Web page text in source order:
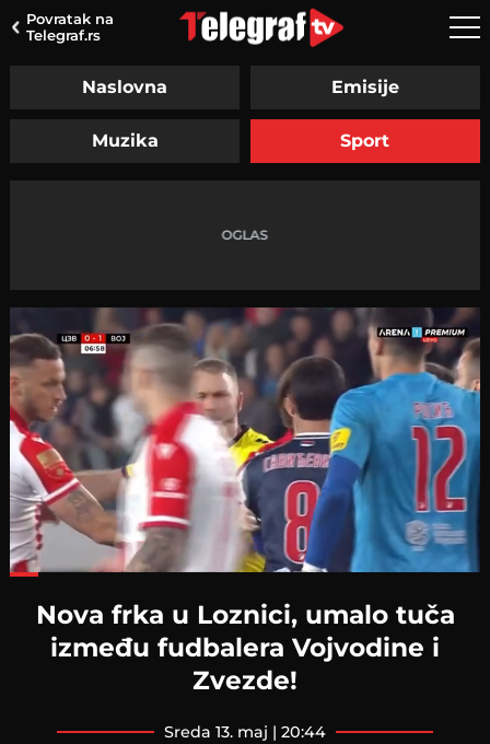
Povratak na
Telegraf.rs
Naslovna Emisije
Muzika Sport
Nova frka u Loznici, umalo tuča
između fudbalera Vojvodine i
Zvezde!
sreda 13. maj | 20:44